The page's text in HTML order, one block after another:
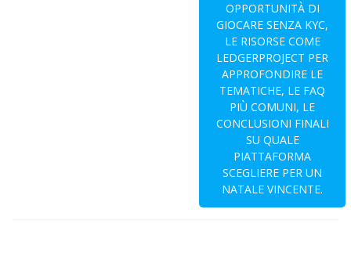
OPPORTUNITÀ DI
GIOCARE SENZA KYC,
LE RISORSE COME
LEDGERPROJECT PER
APPROFONDIRE LE
TEMATICHE, LE FAQ
PIÙ COMUNI, LE
CONCLUSIONI FINALI
SU QUALE
PIATTAFORMA
SCEGLIERE PER UN
NATALE VINCENTE.